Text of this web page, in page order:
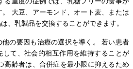
大豆、アーモンド、オート麦、または
、乳製品を交換することができます。
の要因も治療の選択を導く。 若い患者
して、社会的相互作用を維持することが
高齢者は、合併症を最小限に抑えるため